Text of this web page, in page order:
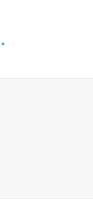
*